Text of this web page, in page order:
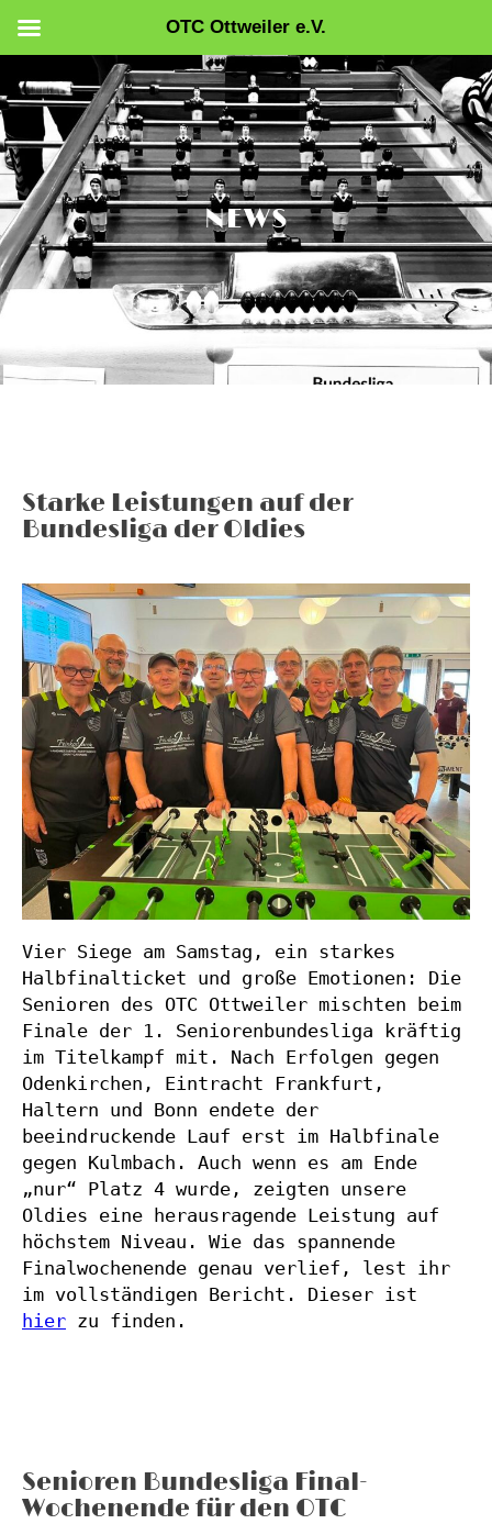
Inhalt
springen
NEWS
Starke Leistungen auf der
Bundesliga der Oldies
Vier Siege am Samstag, ein starkes
Halbfinalticket und große Emotionen: Die
Senioren des OTC Ottweiler mischten beim
Finale der 1. Seniorenbundesliga kräftig
im Titelkampf mit. Nach Erfolgen gegen
Odenkirchen, Eintracht Frankfurt,
Haltern und Bonn endete der
beeindruckende Lauf erst im Halbfinale
gegen Kulmbach. Auch wenn es am Ende
„nur“ Platz 4 wurde, zeigten unsere
Oldies eine herausragende Leistung auf
höchstem Niveau. Wie das spannende
Finalwochenende genau verlief, lest ihr
hier zu finden.
Senioren Bundesliga Final-
Wochenende für den OTC
OTC Ottweiler e.V.